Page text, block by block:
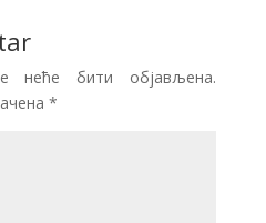
неће бити објављена.
*